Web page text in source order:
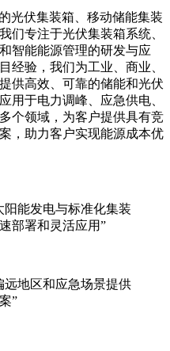
光伏集装箱、移动储能集装
们专注于光伏集装箱系统、
智能能源管理的研发与应
经验，我们为工业、商业、
供高效、可靠的储能和光伏
用于电力调峰、应急供电、
个领域，为客户提供具有竞
，助力客户实现能源成本优
阳能发电与标准化集装
部署和灵活应用”
远地区和应急场景提供
”